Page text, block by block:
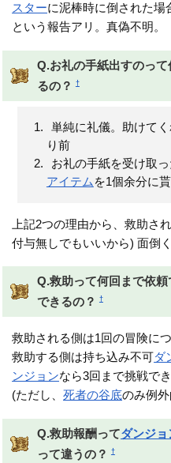
スターに泥棒時に倒された場
という報告アリ。真偽不明。
Q.お礼の手紙出すのっ
るの？
†
単純に礼儀。助けて
り前
お礼の手紙を受け取
アイテム を1個余分に
上記2つの理由から、救助さ
付与無しでもいいから) 面倒
Q.救助って何回まで依
できるの？
†
救助される側は1回の冒険に
救助する側は持ち込み不可ダ
ンジョンなら3回まで挑戦でき
(ただし、死者の谷底のみ例
Q.救助報酬ってダンジョ
って違うの？
†